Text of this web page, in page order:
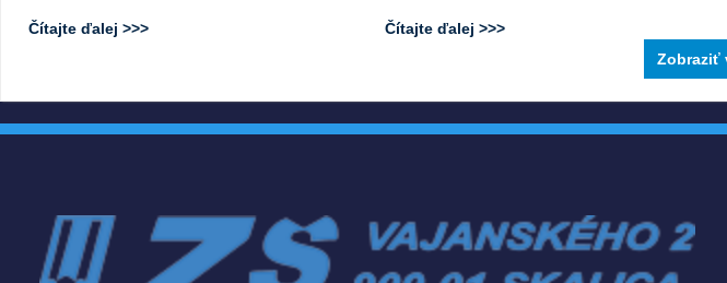
Čítajte ďalej >>> Čítajte ďalej >>>